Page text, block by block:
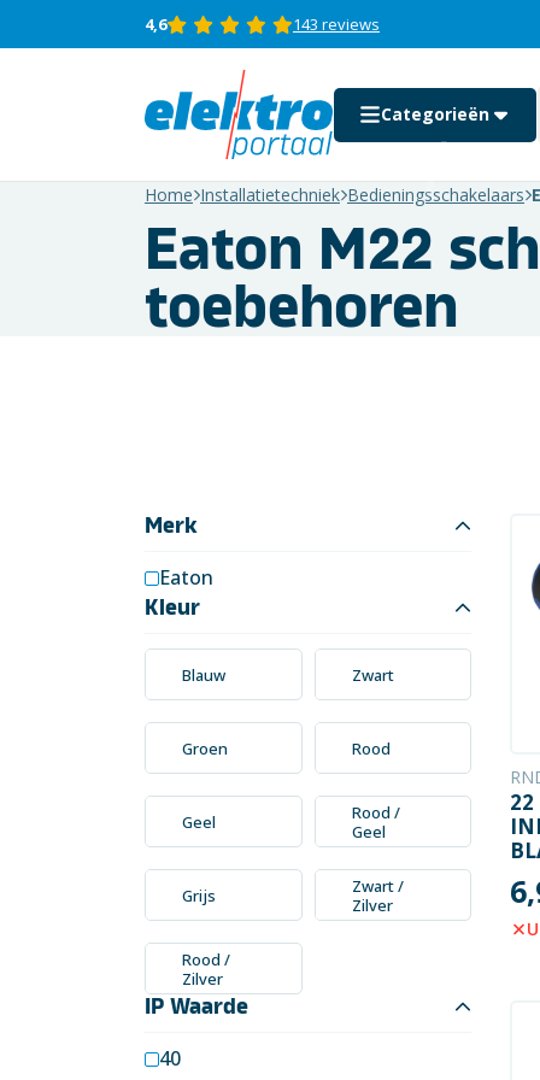
4,6 143 reviews
Categorieën
Auto motor en boot
Beeld en geluid
Kabels en snoeren op
rol
Schakelmateriaal
Werkplaats en
gereedschap
Home Installatietechniek Bedieningsschakelaars
Eaton M22
toebehoren
Merk
Eaton
Kleur
Blauw Zwart
Groen Rood
Geel
Rood /
Geel
Grijs
Zwart /
Zilver
Rood /
Zilver
IP Waarde
40
22